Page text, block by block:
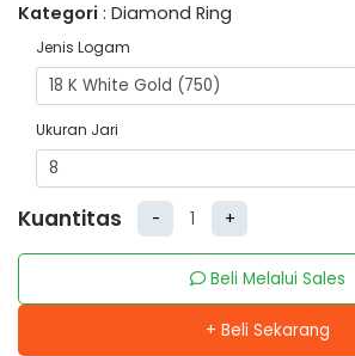
Kategori : Diamond Ring
Jenis Logam
Ukuran Jari
Kuantitas - +
Beli Melalui Sales
+ Beli Sekarang